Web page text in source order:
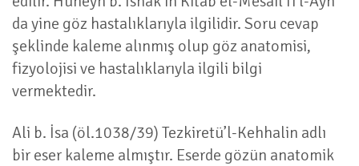
da yine göz hastalıklarıyla ilgilidir. Soru cevap
şeklinde kaleme alınmış olup göz anatomisi,
fizyolojisi ve hastalıklarıyla ilgili bilgi
vermektedir.
Ali b. İsa (öl.1038/39) Tezkiretü’l-Kehhalin adlı
bir eser kaleme almıştır. Eserde gözün anatomik